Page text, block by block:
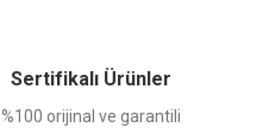
Sertifikalı Ürünler
%100 orijinal ve garantili